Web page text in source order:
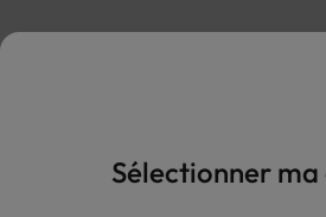
Vente uniquement en caves. Contactez votre
L'ABUS D'ALCOOL EST DANGEREUX POUR LA SANTÉ,
Sélectionner ma